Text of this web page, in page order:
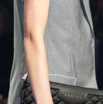
sadece size özel
bu modeldeki desen de
özel olarak
masanızda düzeni sevenler
bulabilir, geniş iç hacmi ile
tek bir yerde
fırça, makyaj ürünleri ve
Kaliteli dokusu ve çizgili
Alanları: ✔ Makyaj